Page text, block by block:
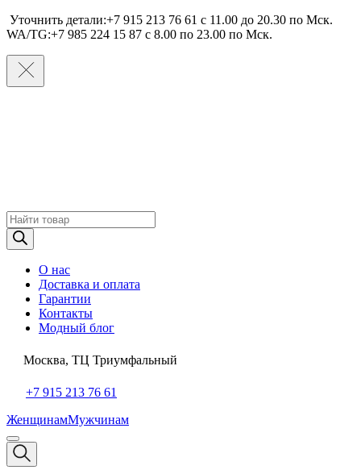
Уточнить детали:+7 915 213 76 61 c 11.00 до 20.30 по Мcк.
WA/TG:+7 985 224 15 87 c 8.00 по 23.00 по Мcк.
Поиск
товаров
О нас
Доставка и оплата
Гарантии
Контакты
Модный блог
Москва, ТЦ Триумфальный
+7 915 213 76 61
ЖенщинамМужчинам